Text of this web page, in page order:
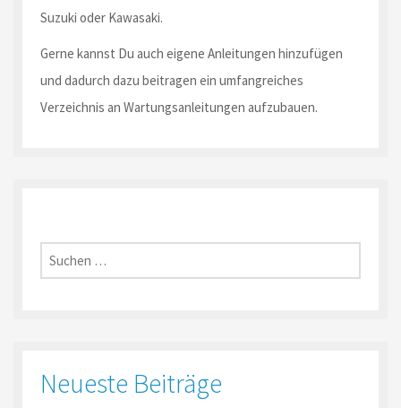
Suzuki oder Kawasaki.
Gerne kannst Du auch eigene Anleitungen hinzufügen
und dadurch dazu beitragen ein umfangreiches
Verzeichnis an Wartungsanleitungen aufzubauen.
Suche
nach:
Neueste Beiträge